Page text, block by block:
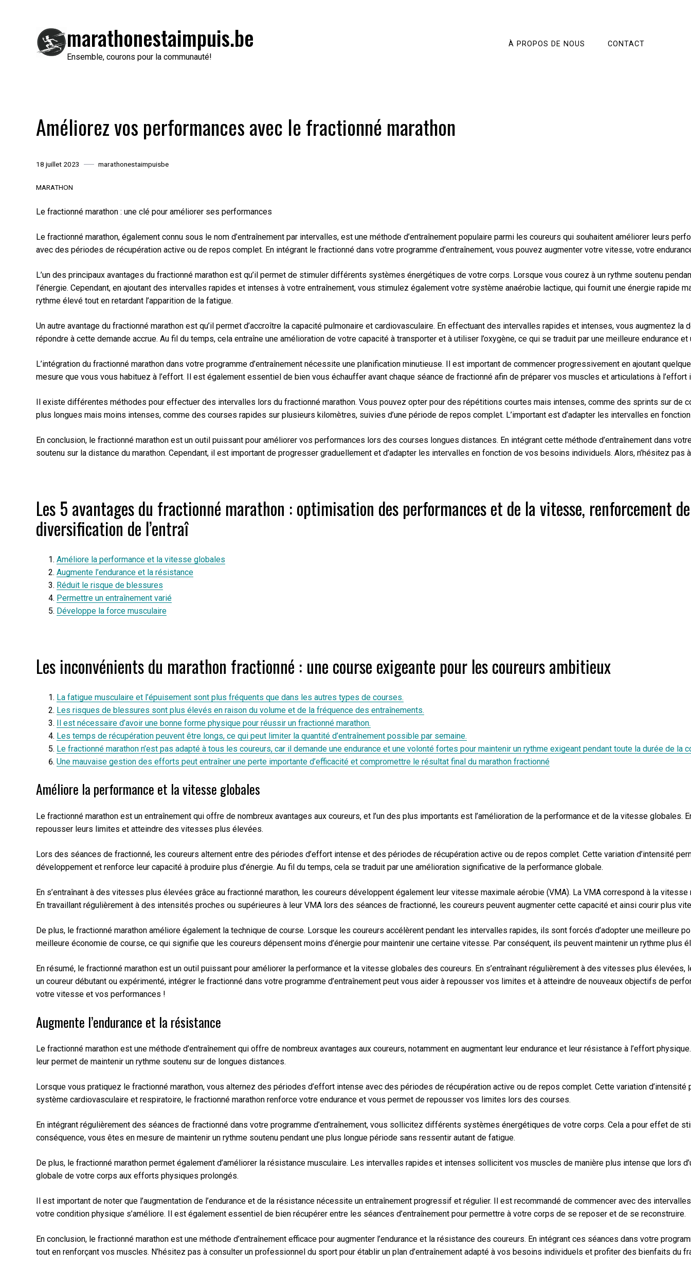
marathonestaimpuis.be
Ensemble, courons pour la communauté!
À PROPOS DE NOUS CONTACT
Améliorez vos performances avec le fractionné marathon
18 juillet 2023 marathonestaimpuisbe
MARATHON
Le fractionné marathon : une clé pour améliorer ses performances
Le fractionné marathon, également connu sous le nom d’entraînement par intervalles, est une méthode d’entraînement populaire parmi les coureurs qui souhaitent améliorer leurs
avec des périodes de récupération active ou de repos complet. En intégrant le fractionné dans votre programme d’entraînement, vous pouvez augmenter votre vitesse, votre
L’un des principaux avantages du fractionné marathon est qu’il permet de stimuler différents systèmes énergétiques de votre corps. Lorsque vous courez à un rythme soutenu
l’énergie. Cependant, en ajoutant des intervalles rapides et intenses à votre entraînement, vous stimulez également votre système anaérobie lactique, qui fournit une énergie
rythme élevé tout en retardant l’apparition de la fatigue.
Un autre avantage du fractionné marathon est qu’il permet d’accroître la capacité pulmonaire et cardiovasculaire. En effectuant des intervalles rapides et intenses, vous
répondre à cette demande accrue. Au fil du temps, cela entraîne une amélioration de votre capacité à transporter et à utiliser l’oxygène, ce qui se traduit par une meilleure endurance
L’intégration du fractionné marathon dans votre programme d’entraînement nécessite une planification minutieuse. Il est important de commencer progressivement en ajoutant
mesure que vous vous habituez à l’effort. Il est également essentiel de bien vous échauffer avant chaque séance de fractionné afin de préparer vos muscles et articulations à l’effort
Il existe différentes méthodes pour effectuer des intervalles lors du fractionné marathon. Vous pouvez opter pour des répétitions courtes mais intenses, comme des sprints sur de
plus longues mais moins intenses, comme des courses rapides sur plusieurs kilomètres, suivies d’une période de repos complet. L’important est d’adapter les intervalles en
En conclusion, le fractionné marathon est un outil puissant pour améliorer vos performances lors des courses longues distances. En intégrant cette méthode d’entraînement dans
soutenu sur la distance du marathon. Cependant, il est important de progresser graduellement et d’adapter les intervalles en fonction de vos besoins individuels. Alors, n’hésitez
Les 5 avantages du fractionné marathon : optimisation des performances et de la vitesse, renforcement
diversification de l’entraî
Améliore la performance et la vitesse globales
Augmente l’endurance et la résistance
Réduit le risque de blessures
Permettre un entraînement varié
Développe la force musculaire
Les inconvénients du marathon fractionné : une course exigeante pour les coureurs ambitieux
La fatigue musculaire et l’épuisement sont plus fréquents que dans les autres types de courses.
Les risques de blessures sont plus élevés en raison du volume et de la fréquence des entraînements.
Il est nécessaire d’avoir une bonne forme physique pour réussir un fractionné marathon.
Les temps de récupération peuvent être longs, ce qui peut limiter la quantité d’entraînement possible par semaine.
Le fractionné marathon n’est pas adapté à tous les coureurs, car il demande une endurance et une volonté fortes pour maintenir un rythme exigeant pendant toute la durée de la
Une mauvaise gestion des efforts peut entraîner une perte importante d’efficacité et compromettre le résultat final du marathon fractionné
Améliore la performance et la vitesse globales
Le fractionné marathon est un entraînement qui offre de nombreux avantages aux coureurs, et l’un des plus importants est l’amélioration de la performance et de la vitesse
repousser leurs limites et atteindre des vitesses plus élevées.
Lors des séances de fractionné, les coureurs alternent entre des périodes d’effort intense et des périodes de récupération active ou de repos complet. Cette variation d’intensité
développement et renforce leur capacité à produire plus d’énergie. Au fil du temps, cela se traduit par une amélioration significative de la performance globale.
En s’entraînant à des vitesses plus élevées grâce au fractionné marathon, les coureurs développent également leur vitesse maximale aérobie (VMA). La VMA correspond à la
En travaillant régulièrement à des intensités proches ou supérieures à leur VMA lors des séances de fractionné, les coureurs peuvent augmenter cette capacité et ainsi courir plus
De plus, le fractionné marathon améliore également la technique de course. Lorsque les coureurs accélèrent pendant les intervalles rapides, ils sont forcés d’adopter une meilleure
meilleure économie de course, ce qui signifie que les coureurs dépensent moins d’énergie pour maintenir une certaine vitesse. Par conséquent, ils peuvent maintenir un rythme plus
En résumé, le fractionné marathon est un outil puissant pour améliorer la performance et la vitesse globales des coureurs. En s’entraînant régulièrement à des vitesses plus
un coureur débutant ou expérimenté, intégrer le fractionné dans votre programme d’entraînement peut vous aider à repousser vos limites et à atteindre de nouveaux objectifs de
votre vitesse et vos performances !
Augmente l’endurance et la résistance
Le fractionné marathon est une méthode d’entraînement qui offre de nombreux avantages aux coureurs, notamment en augmentant leur endurance et leur résistance à l’effort
leur permet de maintenir un rythme soutenu sur de longues distances.
Lorsque vous pratiquez le fractionné marathon, vous alternez des périodes d’effort intense avec des périodes de récupération active ou de repos complet. Cette variation
système cardiovasculaire et respiratoire, le fractionné marathon renforce votre endurance et vous permet de repousser vos limites lors des courses.
En intégrant régulièrement des séances de fractionné dans votre programme d’entraînement, vous sollicitez différents systèmes énergétiques de votre corps. Cela a pour effet de
conséquence, vous êtes en mesure de maintenir un rythme soutenu pendant une plus longue période sans ressentir autant de fatigue.
De plus, le fractionné marathon permet également d’améliorer la résistance musculaire. Les intervalles rapides et intenses sollicitent vos muscles de manière plus intense que lors
globale de votre corps aux efforts physiques prolongés.
Il est important de noter que l’augmentation de l’endurance et de la résistance nécessite un entraînement progressif et régulier. Il est recommandé de commencer avec des
votre condition physique s’améliore. Il est également essentiel de bien récupérer entre les séances d’entraînement pour permettre à votre corps de se reposer et de se reconstruire.
En conclusion, le fractionné marathon est une méthode d’entraînement efficace pour augmenter l’endurance et la résistance des coureurs. En intégrant ces séances dans votre
tout en renforçant vos muscles. N’hésitez pas à consulter un professionnel du sport pour établir un plan d’entraînement adapté à vos besoins individuels et profiter des bienfaits du